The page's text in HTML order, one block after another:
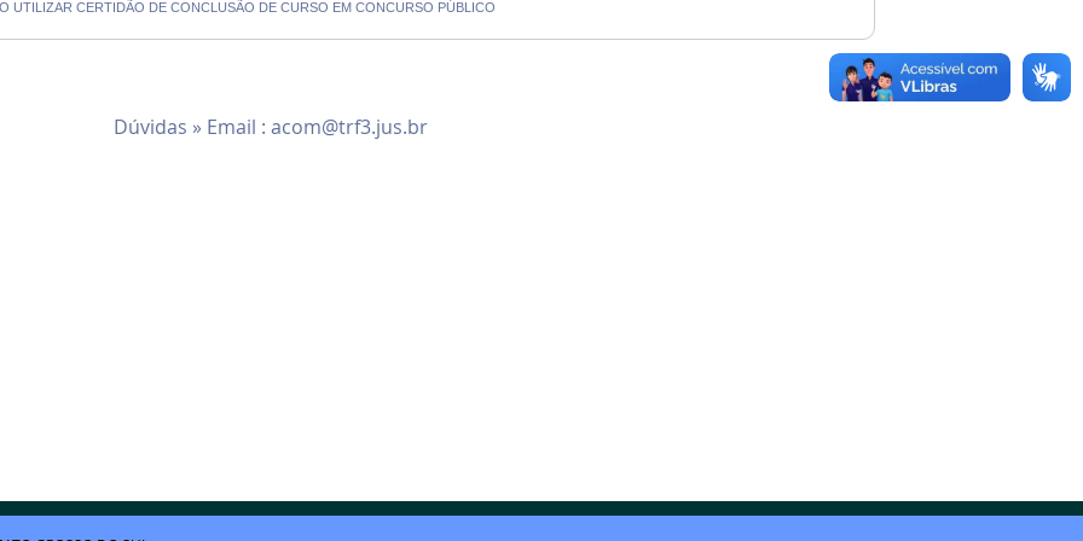
UTILIZAR CERTIDÃO DE CONCLUSÃO DE CURSO EM CONCURSO PÚBLICO
Dúvidas » Email : acom@trf3.jus.br